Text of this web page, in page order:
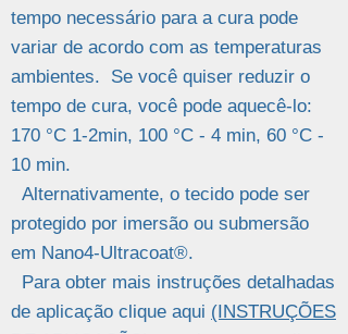
tempo necessário para a cura pode
variar de acordo com as temperaturas
ambientes. Se você quiser reduzir o
tempo de cura, você pode aquecê-lo:
170 °C 1-2min, 100 °C - 4 min, 60 °C -
10 min.
Alternativamente, o tecido pode ser
protegido por imersão ou submersão
em Nano4-Ultracoat®.
Para obter mais instruções detalhadas
de aplicação clique aqui (INSTRUÇÕES